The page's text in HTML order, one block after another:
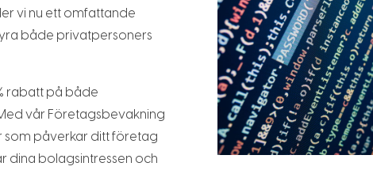
vi nu ett omfattande
både privatpersoners
rabatt på både
vår Företagsbevakning
som påverkar ditt företag
dina bolagsintressen och